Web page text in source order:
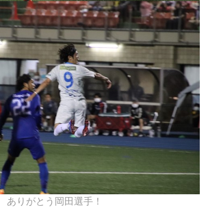
ありがとう岡田選手！